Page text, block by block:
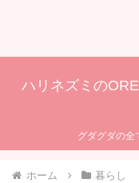
ハリネズミの
グダグダの全
ホーム 暮らし